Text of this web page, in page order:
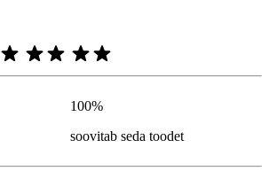
100%
soovitab seda toodet